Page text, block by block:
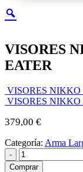
VISORES
EATER
VISORES
VISORES NIKKO
379,00 €
Categoría: Arma
-
Comprar